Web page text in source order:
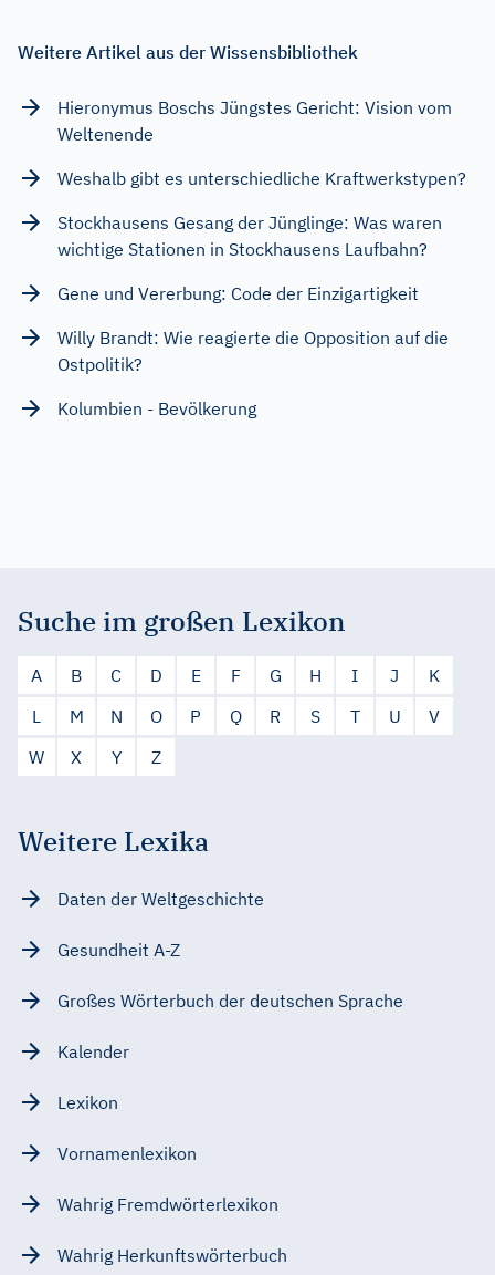
Weitere Artikel aus der Wissensbibliothek
Hieronymus Boschs Jüngstes Gericht: Vision vom
Weltenende
Weshalb gibt es unterschiedliche Kraftwerkstypen?
Stockhausens Gesang der Jünglinge: Was waren
wichtige Stationen in Stockhausens Laufbahn?
Gene und Vererbung: Code der Einzigartigkeit
Willy Brandt: Wie reagierte die Opposition auf die
Ostpolitik?
Kolumbien - Bevölkerung
Suche im großen Lexikon
A B C D E F G H I J
K
L
M N O P Q R S T U
V
W
X Y Z
Weitere Lexika
Daten der Weltgeschichte
Gesundheit A-Z
Großes Wörterbuch der deutschen Sprache
Kalender
Lexikon
Vornamenlexikon
Wahrig Fremdwörterlexikon
Wahrig Herkunftswörterbuch